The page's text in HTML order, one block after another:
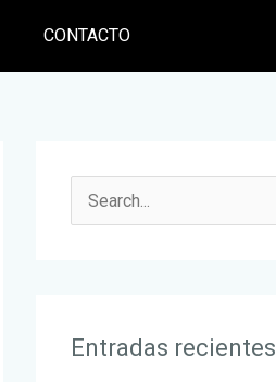
CONTACTO
a
Entradas recientes